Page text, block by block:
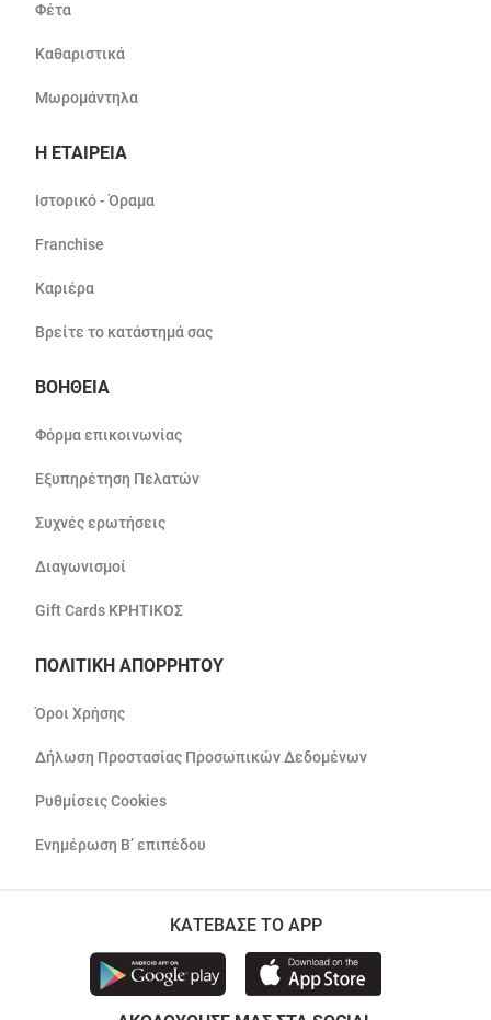
Φέτα
Καθαριστικά
Μωρομάντηλα
Η ΕΤΑΙΡΕΙΑ
Ιστορικό - Όραμα
Franchise
Καριέρα
Βρείτε το κατάστημά σας
ΒΟΗΘΕΙΑ
Φόρμα επικοινωνίας
Εξυπηρέτηση Πελατών
Συχνές ερωτήσεις
Διαγωνισμοί
Gift Cards ΚΡΗΤΙΚΟΣ
ΠΟΛΙΤΙΚΗ ΑΠΟΡΡΗΤΟΥ
Όροι Χρήσης
Δήλωση Προστασίας Προσωπικών Δεδομένων
Ρυθμίσεις Cookies
Ενημέρωση Β’ επιπέδου
ΚΑΤΕΒΑΣΕ ΤΟ APP